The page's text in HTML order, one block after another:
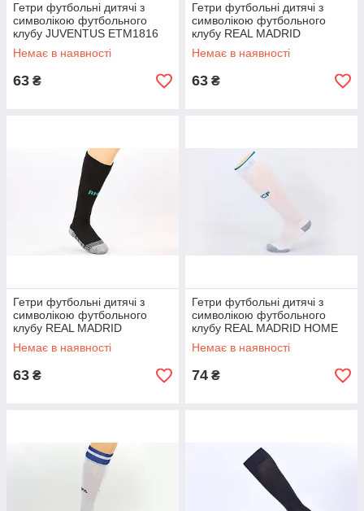
Гетри футбольні дитячі з
символікою футбольного
клубу JUVENTUS ETM1816
(терилен, 27-34, кольори в
асортименті)
Немає в наявності
63 ₴
Гетри футбольні дитячі з
символікою футбольного
клубу REAL MADRID
ETM1702 (27-34, кольори в
асортименті)
Немає в наявності
63 ₴
Гетри футбольні дитячі з
символікою футбольного
клубу REAL MADRID
ETM1802 (27-34, кольори в
асортименті)
Немає в наявності
63 ₴
Гетри футбольні дитячі з
символікою футбольного
клубу REAL MADRID HOME
CO-6438-RMAD-W (32-39,біл)
Немає в наявності
74 ₴